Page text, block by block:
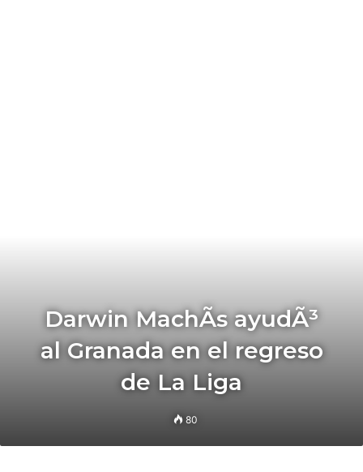
Darwin MachÃ­s ayudÃ³
al Granada en el regreso
de La Liga
80